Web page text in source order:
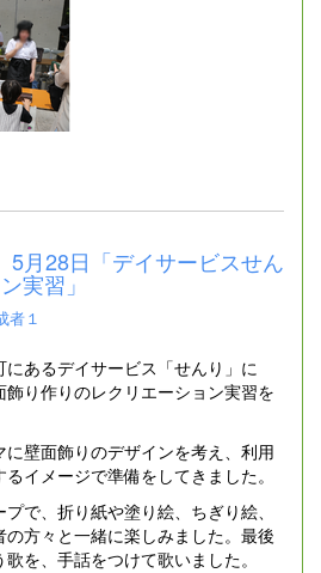
5月28日「デイサービスせん
実習」
者１
にあるデイサービス「せんり」に
り作りのレクリエーション実習を
壁面飾りのデザインを考え、利用
イメージで準備をしてきました。
で、折り紙や塗り絵、ちぎり絵、
方々と一緒に楽しみました。最後
を、手話をつけて歌いました。